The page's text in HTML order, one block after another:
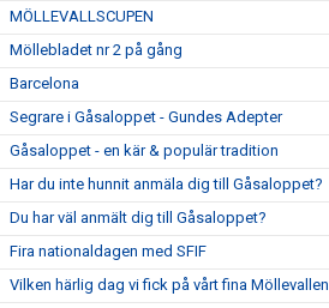
MÖLLEVALLSCUPEN
Möllebladet nr 2 på gång
Barcelona
Segrare i Gåsaloppet - Gundes Adepter
Gåsaloppet - en kär & populär tradition
Har du inte hunnit anmäla dig till Gåsaloppet?
Du har väl anmält dig till Gåsaloppet?
Fira nationaldagen med SFIF
Vilken härlig dag vi fick på vårt fina Möllevallen